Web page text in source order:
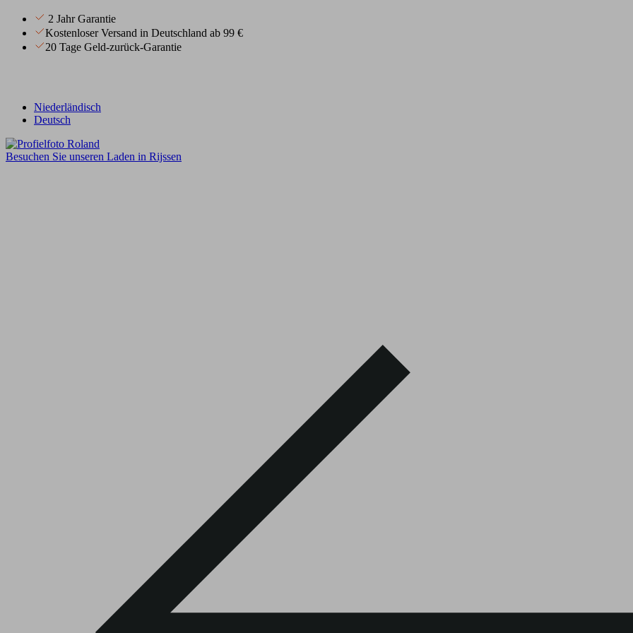
2 Jahr Garantie
Kostenloser Versand in Deutschland ab 99 €
20 Tage Geld-zurück-Garantie
Niederländisch
Deutsch
Besuchen Sie unseren Laden in Rijssen